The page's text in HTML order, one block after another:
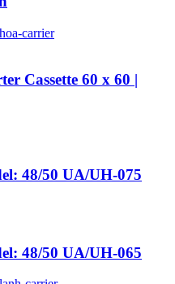
Cassette 60 x 60 |
48/50 UA/UH-075
48/50 UA/UH-065